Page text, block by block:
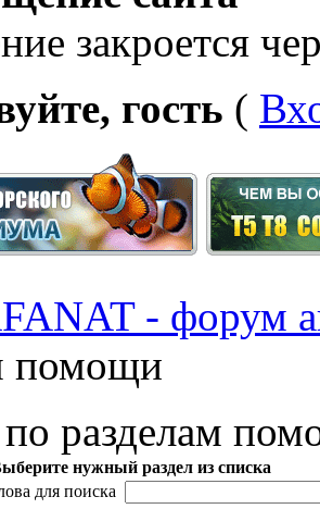
закроется
гость (
- форум
помощи
разделам
нужный раздел из списка
для поиска